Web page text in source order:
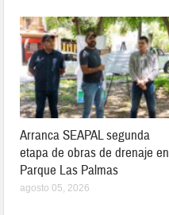
Arranca SEAPAL segunda
etapa de obras de drenaje en
Parque Las Palmas
agosto 05, 2026